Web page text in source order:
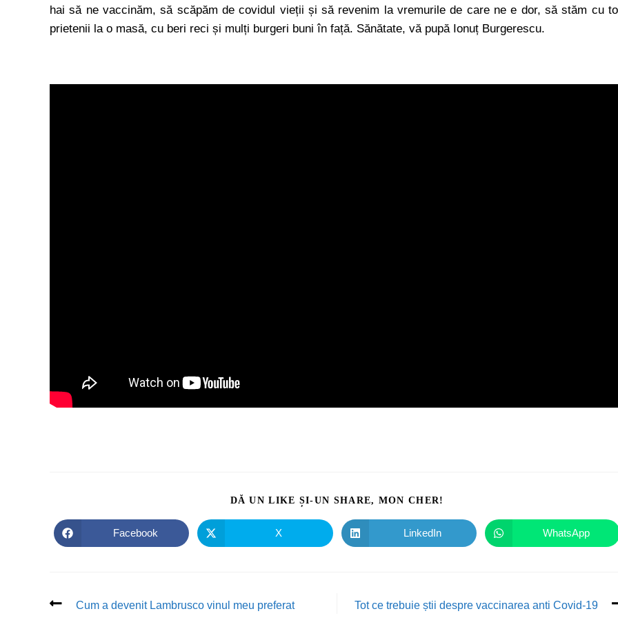
hai să ne vaccinăm, să scăpăm de covidul vieții și să revenim la vremurile de care ne e dor, să stăm cu
prietenii la o masă, cu beri reci și mulți burgeri buni în față. Sănătate, vă pupă Ionuț Burgerescu.
DĂ UN LIKE ȘI-UN SHARE, MON CHER!
Facebook X LinkedIn WhatsApp
Cum a devenit Lambrusco vinul meu preferat Tot ce trebuie știi despre vaccinarea anti Covid-19